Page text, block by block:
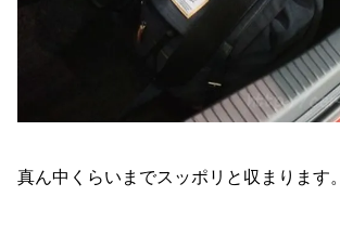
真ん中くらいまでスッポリと収まります。